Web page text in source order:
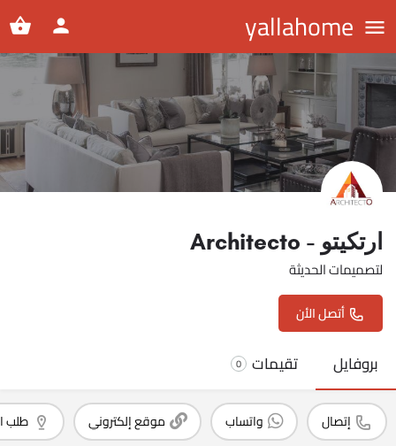
yallahome
ارتكيتو - Architecto
لتصميمات الحديثة
أتصل الأن
بروفايل تقيمات 0
إتصال واتساب موقع إلكتروني طلب